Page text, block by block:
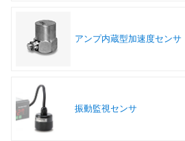
アンプ内蔵型加速度センサ
振動監視センサ